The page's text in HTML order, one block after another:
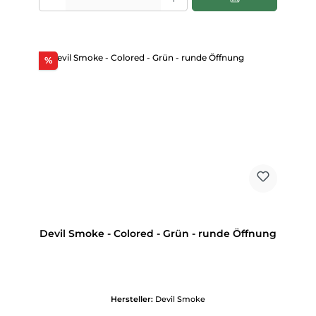
%Rabatt
Devil Smoke - Colored - Grün - runde Öffnung
Hersteller: Devil Smoke